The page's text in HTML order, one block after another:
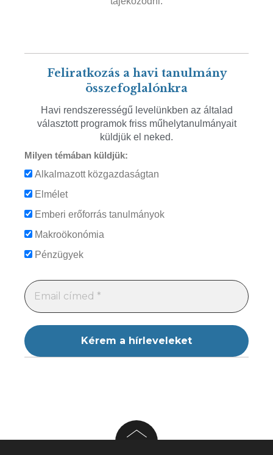
Feliratkozás a havi tanulmány
összefoglalónkra
Havi rendszerességű levelünkben az általad
választott programok friss műhelytanulmányait
küldjük el neked.
Milyen témában küldjük:
Alkalmazott közgazdaságtan
Elmélet
Emberi erőforrás tanulmányok
Makroökonómia
Pénzügyek